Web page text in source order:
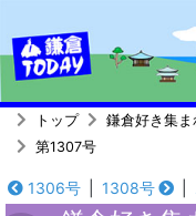
トップ 鎌倉好き集ま
第1307号
1306号 1308号